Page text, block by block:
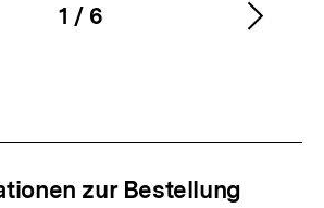
Karussellinhalt
1
von
/ 6
zur Bestellung